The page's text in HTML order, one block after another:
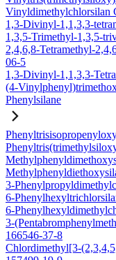
Vinyldimethylchlorsilan
1,3-Divinyl-1,1,3,3-
1,3,5-Trimethyl-1,3,5-
2,4,6,8-Tetramethyl-
06-5
1,3-Divinyl-1,1,3,3-
(4-
Phenylsilane
3-
6-
6-
3-
166546-37-8
Chlordimethyl[3-